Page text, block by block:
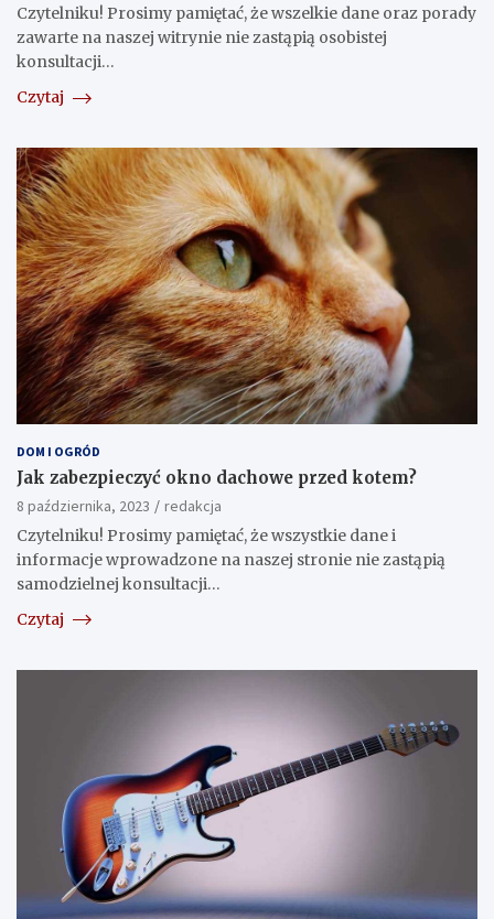
Czytelniku! Prosimy pamiętać, że wszelkie dane oraz porady
zawarte na naszej witrynie nie zastąpią osobistej
konsultacji…
Czytaj
DOM I OGRÓD
Jak zabezpieczyć okno dachowe przed kotem?
8 października, 2023
redakcja
Czytelniku! Prosimy pamiętać, że wszystkie dane i
informacje wprowadzone na naszej stronie nie zastąpią
samodzielnej konsultacji…
Czytaj